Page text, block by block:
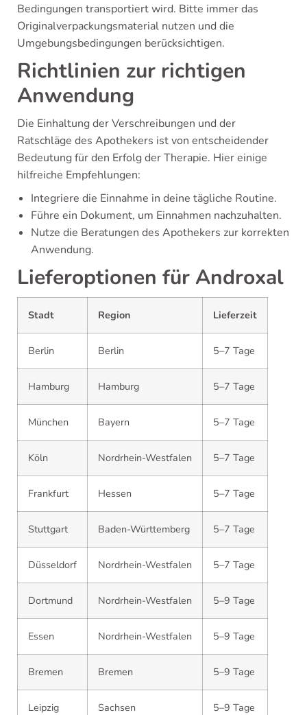
Bedingungen transportiert wird. Bitte immer das
Originalverpackungsmaterial nutzen und die
Umgebungsbedingungen berücksichtigen.
Richtlinien zur richtigen
Anwendung
Die Einhaltung der Verschreibungen und der
Ratschläge des Apothekers ist von entscheidender
Bedeutung für den Erfolg der Therapie. Hier einige
hilfreiche Empfehlungen:
Integriere die Einnahme in deine tägliche Routine.
Führe ein Dokument, um Einnahmen nachzuhalten.
Nutze die Beratungen des Apothekers zur korrekten
Anwendung.
Lieferoptionen für Androxal
Stadt Region Lieferzeit
Berlin Berlin 5–7 Tage
Hamburg Hamburg 5–7 Tage
München Bayern 5–7 Tage
Köln Nordrhein-Westfalen 5–7 Tage
Frankfurt Hessen 5–7 Tage
Stuttgart Baden-Württemberg 5–7 Tage
Düsseldorf Nordrhein-Westfalen 5–7 Tage
Dortmund Nordrhein-Westfalen 5–9 Tage
Essen Nordrhein-Westfalen 5–9 Tage
Bremen Bremen 5–9 Tage
Leipzig Sachsen 5–9 Tage